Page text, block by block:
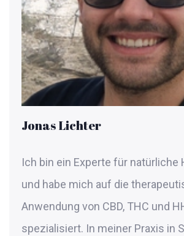
Jonas Lichter
Ich bin ein Experte für natürliche
und habe mich auf die
Anwendung von CBD, THC und
spezialisiert. In meiner Praxis in